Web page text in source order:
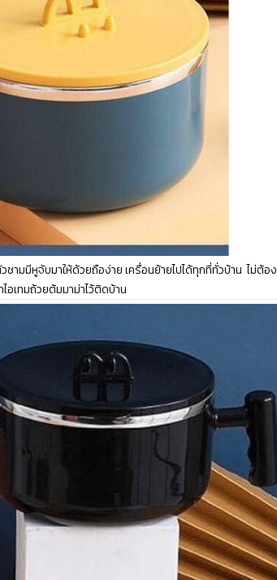
ามมีหูจับมาให้ด้วยถือง่าย เครื่อนย้ายไปได้ทุกที่ทั่วบ้าน ไม่ต้อง
อเทมถ้วยต้มมาม่าไว้ติดบ้าน